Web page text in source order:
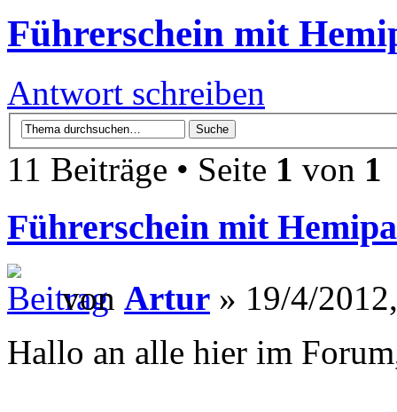
Führerschein mit
Antwort schreiben
11 Beiträge • Seite 1 von 1
Führerschein mit
von Artur » 19/4/
Hallo an alle hier im